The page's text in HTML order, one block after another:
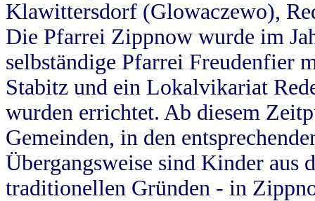
Klawittersdorf (Glowaczewo),
Die Pfarrei Zippnow wurde im
selbständige Pfarrei Freudenfier
Stabitz und ein Lokalvikariat
wurden errichtet. Ab diesem
Gemeinden, in den
Übergangsweise sind Kinder aus
traditionellen Gründen - in